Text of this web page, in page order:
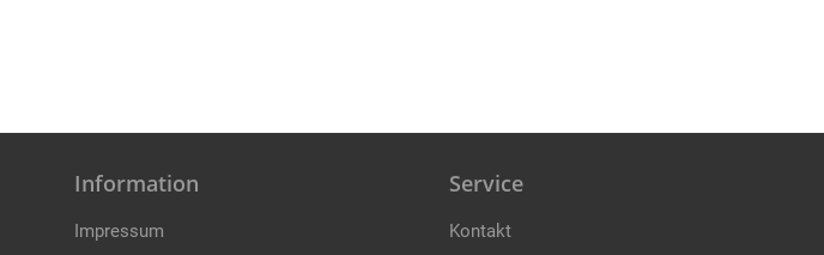
Information
Impressum
Service
Kontakt